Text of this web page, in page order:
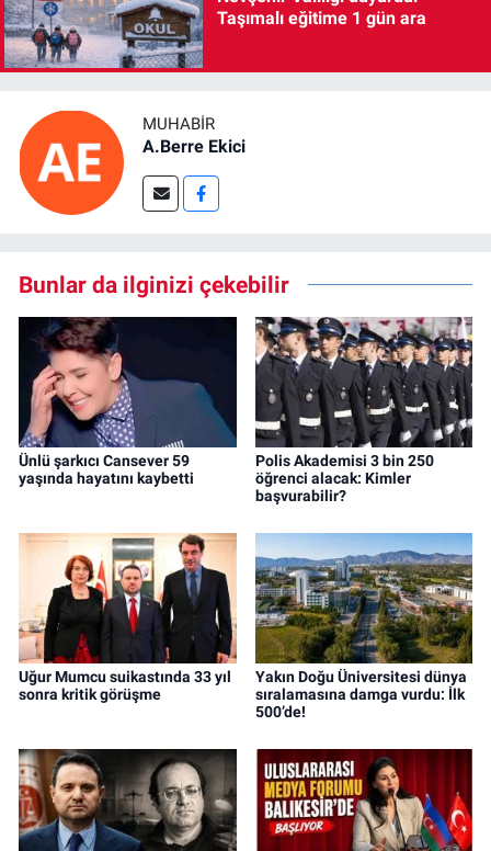
Taşımalı eğitime 1 gün ara
MUHABIR
A.Berre Ekici
Bunlar da ilginizi çekebilir
Ünlü şarkıcı Cansever 59
yaşında hayatını kaybetti
Polis Akademisi 3 bin 250
öğrenci alacak: Kimler
başvurabilir?
Uğur Mumcu suikastında 33 yıl
sonra kritik görüşme
Yakın Doğu Üniversitesi dünya
sıralamasına damga vurdu: İlk
500’de!